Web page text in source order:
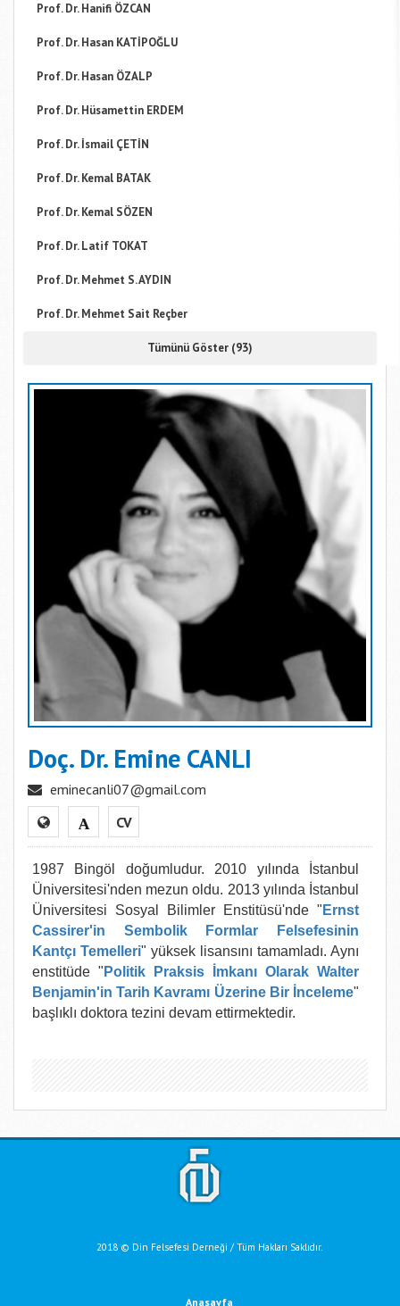
Prof. Dr. Hanifi ÖZCAN
Prof. Dr. Hasan KATİPOĞLU
Prof. Dr. Hasan ÖZALP
Prof. Dr. Hüsamettin ERDEM
Prof. Dr. İsmail ÇETİN
Prof. Dr. Kemal BATAK
Prof. Dr. Kemal SÖZEN
Prof. Dr. Latif TOKAT
Prof. Dr. Mehmet S. AYDIN
Prof. Dr. Mehmet Sait Reçber
Tümünü Göster (93)
Doç. Dr. Emine CANLI
eminecanli07@gmail.com
CV
1987 Bingöl doğumludur. 2010 yılında İstanbul
Üniversitesi'nden mezun oldu. 2013 yılında İstanbul
Üniversitesi Sosyal Bilimler Enstitüsü'nde " Ernst
Cassirer'in Sembolik Formlar Felsefesinin
Kantçı Temelleri" yüksek lisansını tamamladı. Aynı
enstitüde " Politik Praksis İmkanı Olarak Walter
Benjamin'in Tarih Kavramı Üzerine Bir İnceleme"
başlıklı doktora tezini devam ettirmektedir.
2018 © Din Felsefesi Derneği / Tüm Hakları Saklıdır.
Anasayfa